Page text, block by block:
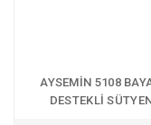
AYSEMİN 5108
DESTEKLİ